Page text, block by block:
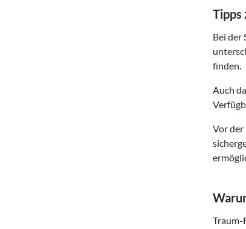
Tipps
Bei der
finden.
Auch
Vor der
Traum-